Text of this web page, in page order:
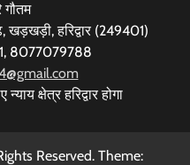
गौतम
खड़खड़ी, हरिद्वार (249401)
8077079788
क्षेत्र हरिद्वार होगा
Reserved. Theme: